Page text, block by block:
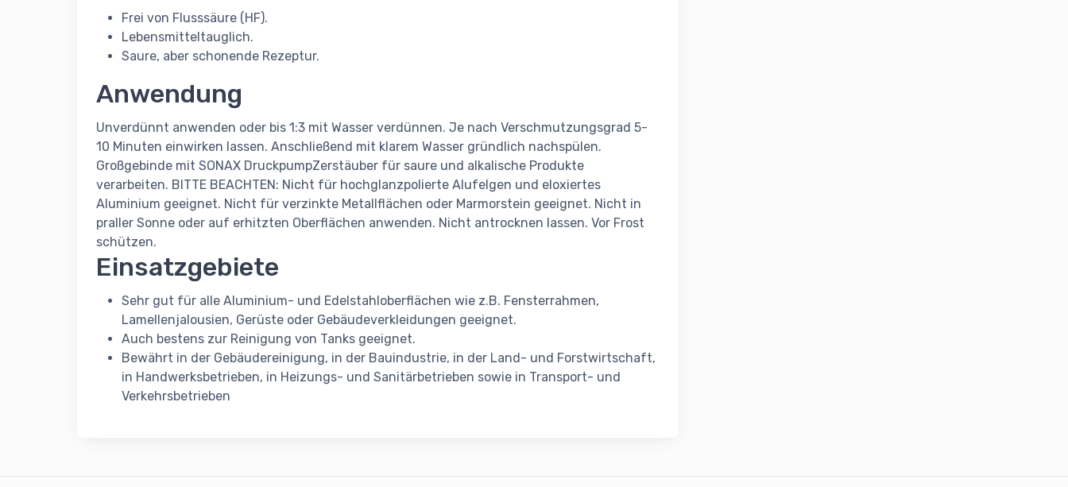
Frei von Flusssäure (HF).
Lebensmitteltauglich.
Saure, aber schonende Rezeptur.
Anwendung
Unverdünnt anwenden oder bis 1:3 mit Wasser verdünnen. Je nach Verschmutzungsgrad 5-
10 Minuten einwirken lassen. Anschließend mit klarem Wasser gründlich nachspülen.
Großgebinde mit SONAX DruckpumpZerstäuber für saure und alkalische Produkte
verarbeiten. BITTE BEACHTEN: Nicht für hochglanzpolierte Alufelgen und eloxiertes
Aluminium geeignet. Nicht für verzinkte Metallflächen oder Marmorstein geeignet. Nicht in
praller Sonne oder auf erhitzten Oberflächen anwenden. Nicht antrocknen lassen. Vor Frost
schützen.
Einsatzgebiete
Sehr gut für alle Aluminium- und Edelstahloberflächen wie z.B. Fensterrahmen,
Lamellenjalousien, Gerüste oder Gebäudeverkleidungen geeignet.
Auch bestens zur Reinigung von Tanks geeignet.
Bewährt in der Gebäudereinigung, in der Bauindustrie, in der Land- und Forstwirtschaft,
in Handwerksbetrieben, in Heizungs- und Sanitärbetrieben sowie in Transport- und
Verkehrsbetrieben